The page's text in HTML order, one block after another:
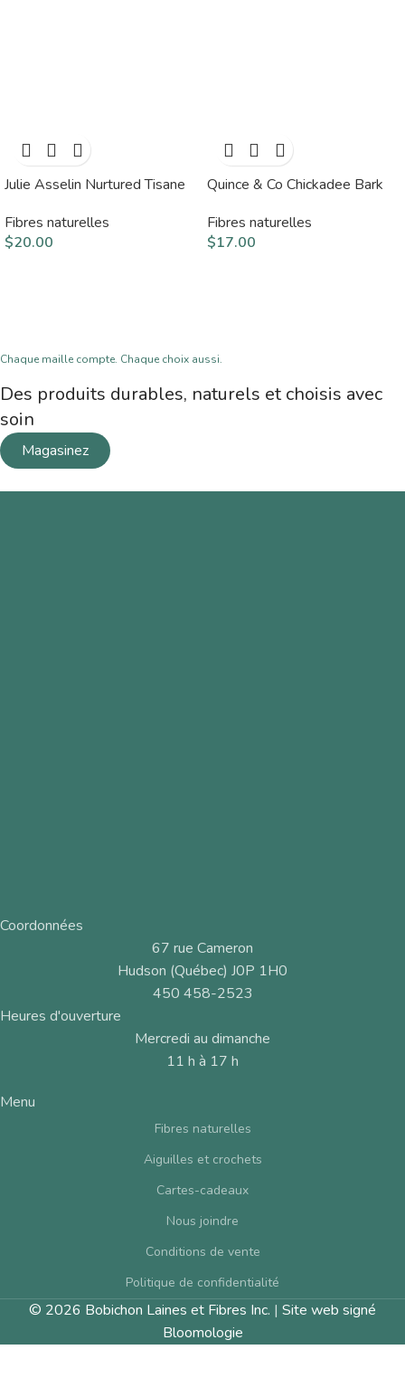
Julie Asselin Nurtured Tisane
Fibres naturelles
$20.00
Quince & Co Chickadee Bark
Fibres naturelles
$17.00
Chaque maille compte. Chaque choix aussi.
Des produits durables, naturels et choisis avec
soin
Magasinez
Coordonnées
67 rue Cameron
Hudson (Québec) J0P 1H0
450 458-2523
Heures d'ouverture
Mercredi au dimanche
11 h à 17 h
Menu
Fibres naturelles
Aiguilles et crochets
Cartes-cadeaux
Nous joindre
Conditions de vente
Politique de confidentialité
© 2026 Bobichon Laines et Fibres Inc. | Site web signé
Bloomologie